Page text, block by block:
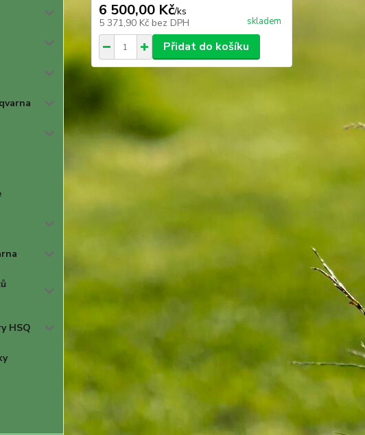
HSQ
6 500,00 Kč/ks
5 371,90 Kč bez DPH skladem
Přidat do košíku